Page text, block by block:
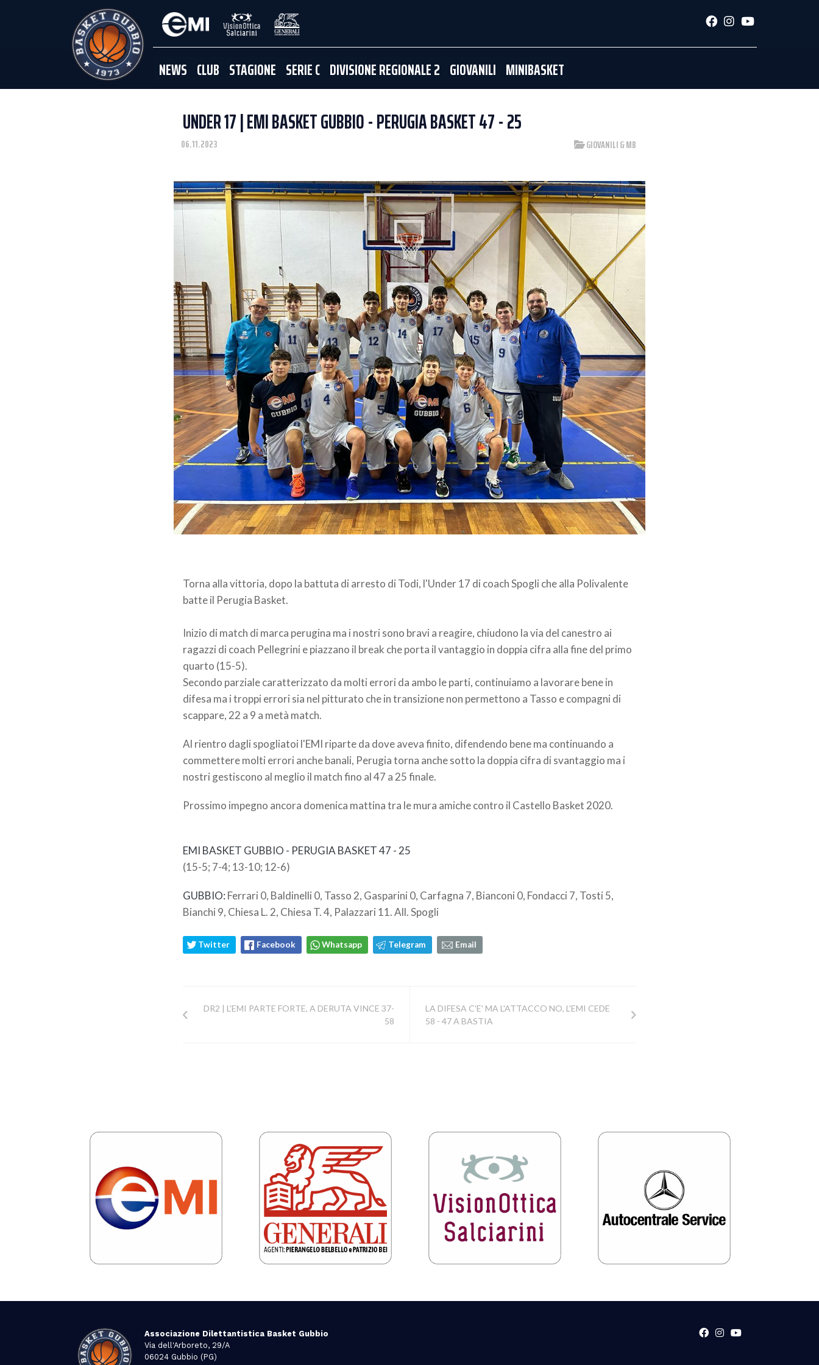
NEWS CLUB STAGIONE SERIE C DIVISIONE REGIONALE 2 GIOVANILI MINIBASKET
UNDER 17 | EMI BASKET GUBBIO - PERUGIA BASKET 47 - 25
06.11.2023 GIOVANILI & MB
Torna alla vittoria, dopo la battuta di arresto di Todi, l'Under 17 di coach Spogli che alla Polivalente
batte il Perugia Basket.
Inizio di match di marca perugina ma i nostri sono bravi a reagire, chiudono la via del canestro ai
ragazzi di coach Pellegrini e piazzano il break che porta il vantaggio in doppia cifra alla fine del primo
quarto (15-5).
Secondo parziale caratterizzato da molti errori da ambo le parti, continuiamo a lavorare bene in
difesa ma i troppi errori sia nel pitturato che in transizione non permettono a Tasso e compagni di
scappare, 22 a 9 a metà match.
Al rientro dagli spogliatoi l'EMI riparte da dove aveva finito, difendendo bene ma continuando a
commettere molti errori anche banali, Perugia torna anche sotto la doppia cifra di svantaggio ma i
nostri gestiscono al meglio il match fino al 47 a 25 finale.
Prossimo impegno ancora domenica mattina tra le mura amiche contro il Castello Basket 2020.
EMI BASKET GUBBIO - PERUGIA BASKET 47 - 25
(15-5; 7-4; 13-10; 12-6)
GUBBIO: Ferrari 0, Baldinelli 0, Tasso 2, Gasparini 0, Carfagna 7, Bianconi 0, Fondacci 7, Tosti 5,
Bianchi 9, Chiesa L. 2, Chiesa T. 4, Palazzari 11. All. Spogli
Twitter Facebook Whatsapp Telegram Email
DR2 | L'EMI PARTE FORTE, A DERUTA VINCE 37-
58
LA DIFESA C'E' MA L'ATTACCO NO, L'EMI CEDE
58 - 47 A BASTIA
Associazione Dilettantistica Basket Gubbio
Via dell'Arboreto, 29/A
06024 Gubbio (PG)